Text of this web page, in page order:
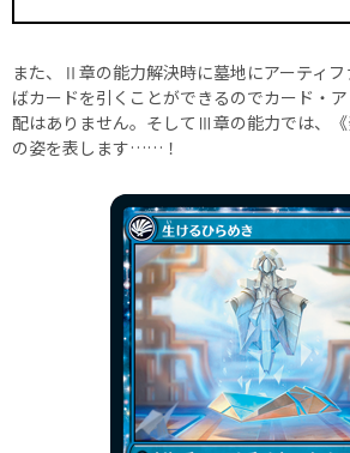
また、Ⅱ章の能力解決時に墓地にアーティ
ばカードを引くことができるのでカード・
配はありません。そしてⅢ章の能力では、
の姿を表します……！